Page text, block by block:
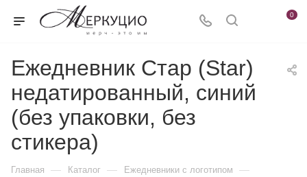
0
Ежедневник Стар (Star)
недатированный, синий
(без упаковки, без
стикера)
Главная — Каталог — Ежедневники c логотипом —